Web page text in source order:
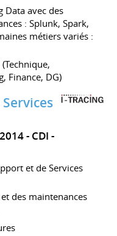
Data avec des
: Splunk, Spark,
métiers variés :
Finance, DG)
CDI
et de Services
des maintenances